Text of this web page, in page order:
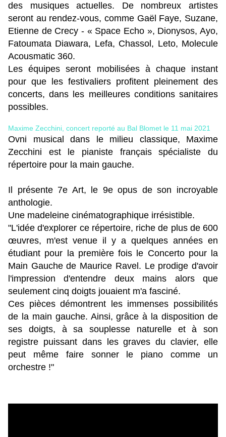
des musiques actuelles. De nombreux artistes
seront au rendez-vous, comme Gaël Faye, Suzane,
Etienne de Crecy - « Space Echo », Dionysos, Ayo,
Fatoumata Diawara, Lefa, Chassol, Leto, Molecule
Acousmatic 360.
Les équipes seront mobilisées à chaque instant
pour que les festivaliers profitent pleinement des
concerts, dans les meilleures conditions sanitaires
possibles.
Maxime Zecchini, concert reporté au Bal Blomet le 11 mai 2021
Ovni musical dans le milieu classique, Maxime
Zecchini est le pianiste français spécialiste du
répertoire pour la main gauche.
Il présente 7e Art, le 9e opus de son incroyable
anthologie.
Une madeleine cinématographique irrésistible.
"L'idée d'explorer ce répertoire, riche de plus de 600
œuvres, m'est venue il y a quelques années en
étudiant pour la première fois le Concerto pour la
Main Gauche de Maurice Ravel. Le prodige d'avoir
l'impression d'entendre deux mains alors que
seulement cinq doigts jouaient m'a fasciné.
Ces pièces démontrent les immenses possibilités
de la main gauche. Ainsi, grâce à la disposition de
ses doigts, à sa souplesse naturelle et à son
registre puissant dans les graves du clavier, elle
peut même faire sonner le piano comme un
orchestre !"